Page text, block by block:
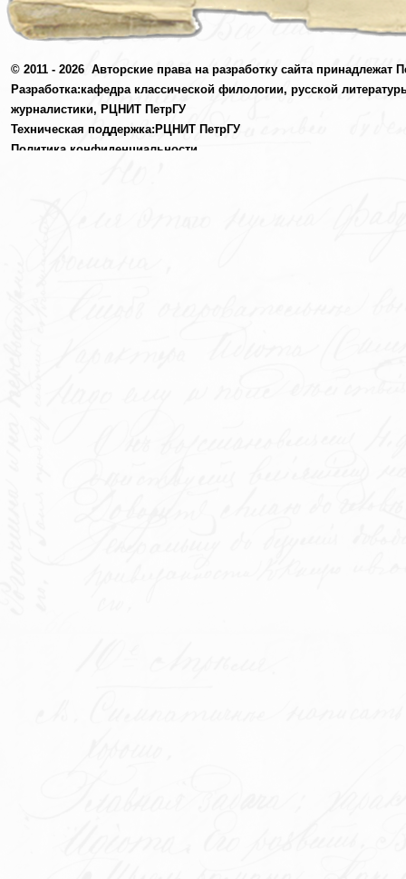
© 2011 - 2026 Авторские права на разработку сайта принадлежат
Разработка:кафедра классической филологии, русской
журналистики, РЦНИТ ПетрГУ
Техническая поддержка: РЦНИТ ПетрГУ
Политика конфиденциальности